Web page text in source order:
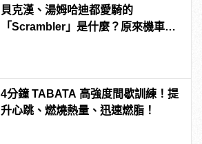
貝克漢、湯姆哈迪都愛騎的
「Scrambler」是什麼？原來機車也
4分鐘 TABATA 高強度間歇訓練！提
升心跳、燃燒熱量、迅速燃脂！